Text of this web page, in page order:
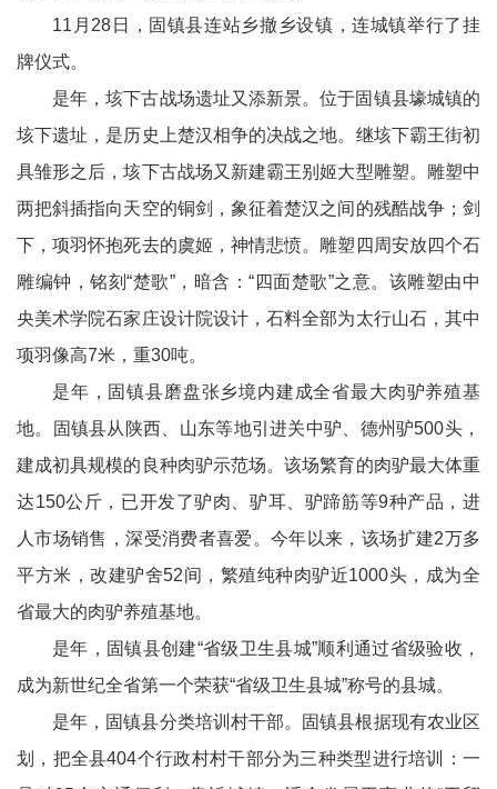
11月28日，固镇县连站乡撤乡设镇，连城镇举行了挂
牌仪式。
是年，垓下古战场遗址又添新景。位于固镇县壕城镇的
垓下遗址，是历史上楚汉相争的决战之地。继垓下霸王街初
具雏形之后，垓下古战场又新建霸王别姬大型雕塑。雕塑中
两把斜插指向天空的铜剑，象征着楚汉之间的残酷战争；剑
下，项羽怀抱死去的虞姬，神情悲愤。雕塑四周安放四个石
雕编钟，铭刻“楚歌”，暗含：“四面楚歌”之意。该雕塑由中
央美术学院石家庄设计院设计，石料全部为太行山石，其中
项羽像高7米，重30吨。
是年，固镇县磨盘张乡境内建成全省最大肉驴养殖基
地。固镇县从陕西、山东等地引进关中驴、德州驴500头，
建成初具规模的良种肉驴示范场。该场繁育的肉驴最大体重
达150公斤，已开发了驴肉、驴耳、驴蹄筋等9种产品，进
人市场销售，深受消费者喜爱。今年以来，该场扩建2万多
平方米，改建驴舍52间，繁殖纯种肉驴近1000头，成为全
省最大的肉驴养殖基地。
是年，固镇县创建“省级卫生县城”顺利通过省级验收，
成为新世纪全省第一个荣获“省级卫生县城”称号的县城。
是年，固镇县分类培训村干部。固镇县根据现有农业区
划，把全县404个行政村村干部分为三种类型进行培训：一